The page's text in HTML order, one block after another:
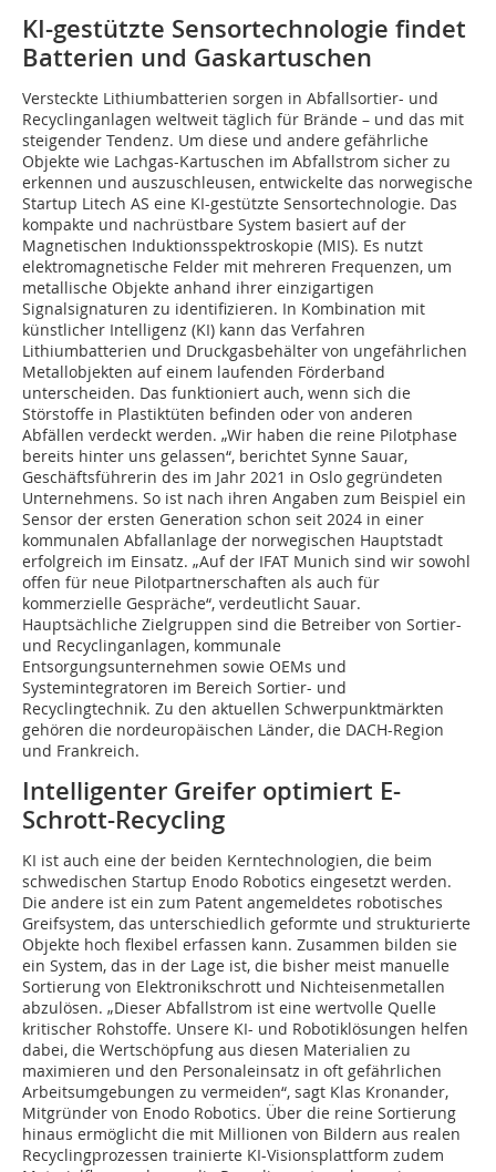
KI-gestützte Sensortechnologie findet
Batterien und Gaskartuschen
Versteckte Lithiumbatterien sorgen in Abfallsortier- und
Recyclinganlagen weltweit täglich für Brände – und das mit
steigender Tendenz. Um diese und andere gefährliche
Objekte wie Lachgas-Kartuschen im Abfallstrom sicher zu
erkennen und auszuschleusen, entwickelte das norwegische
Startup Litech AS eine KI-gestützte Sensortechnologie. Das
kompakte und nachrüstbare System basiert auf der
Magnetischen Induktionsspektroskopie (MIS). Es nutzt
elektromagnetische Felder mit mehreren Frequenzen, um
metallische Objekte anhand ihrer einzigartigen
Signalsignaturen zu identifizieren. In Kombination mit
künstlicher Intelligenz (KI) kann das Verfahren
Lithiumbatterien und Druckgasbehälter von ungefährlichen
Metallobjekten auf einem laufenden Förderband
unterscheiden. Das funktioniert auch, wenn sich die
Störstoffe in Plastiktüten befinden oder von anderen
Abfällen verdeckt werden. „Wir haben die reine Pilotphase
bereits hinter uns gelassen“, berichtet Synne Sauar,
Geschäftsführerin des im Jahr 2021 in Oslo gegründeten
Unternehmens. So ist nach ihren Angaben zum Beispiel ein
Sensor der ersten Generation schon seit 2024 in einer
kommunalen Abfallanlage der norwegischen Hauptstadt
erfolgreich im Einsatz. „Auf der IFAT Munich sind wir sowohl
offen für neue Pilotpartnerschaften als auch für
kommerzielle Gespräche“, verdeutlicht Sauar.
Hauptsächliche Zielgruppen sind die Betreiber von Sortier-
und Recyclinganlagen, kommunale
Entsorgungsunternehmen sowie OEMs und
Systemintegratoren im Bereich Sortier- und
Recyclingtechnik. Zu den aktuellen Schwerpunktmärkten
gehören die nordeuropäischen Länder, die DACH-Region
und Frankreich.
Intelligenter Greifer optimiert E-
Schrott-Recycling
KI ist auch eine der beiden Kerntechnologien, die beim
schwedischen Startup Enodo Robotics eingesetzt werden.
Die andere ist ein zum Patent angemeldetes robotisches
Greifsystem, das unterschiedlich geformte und strukturierte
Objekte hoch flexibel erfassen kann. Zusammen bilden sie
ein System, das in der Lage ist, die bisher meist manuelle
Sortierung von Elektronikschrott und Nichteisenmetallen
abzulösen. „Dieser Abfallstrom ist eine wertvolle Quelle
kritischer Rohstoffe. Unsere KI- und Robotiklösungen helfen
dabei, die Wertschöpfung aus diesen Materialien zu
maximieren und den Personaleinsatz in oft gefährlichen
Arbeitsumgebungen zu vermeiden“, sagt Klas Kronander,
Mitgründer von Enodo Robotics. Über die reine Sortierung
hinaus ermöglicht die mit Millionen von Bildern aus realen
Recyclingprozessen trainierte KI-Visionsplattform zudem